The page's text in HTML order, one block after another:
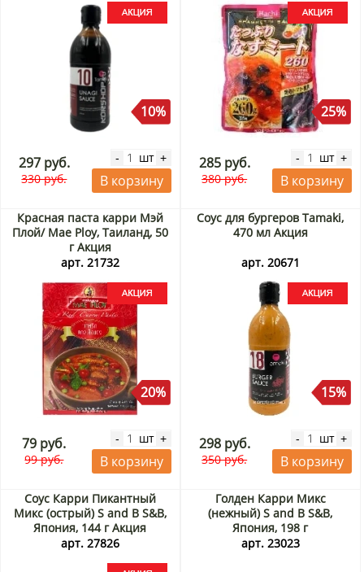
10%
297 руб.
330 руб.
- шт +
В корзину
25%
285 руб.
380 руб.
- шт +
В корзину
Красная паста карри Мэй
Плой/ Mae Ploy, Таиланд, 50
г Акция
арт. 21732
20%
79 руб.
99 руб.
- шт +
В корзину
Соус для бургеров Tamaki,
470 мл Акция
арт. 20671
15%
298 руб.
350 руб.
- шт +
В корзину
Соус Карри Пикантный
Микс (острый) S and B S&B,
Япония, 144 г Акция
арт. 27826
Голден Карри Микс
(нежный) S and B S&B,
Япония, 198 г
арт. 23023